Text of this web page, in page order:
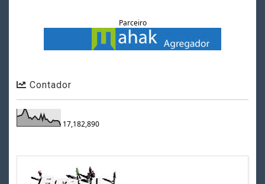
Parceiro
Contador
17,182,890